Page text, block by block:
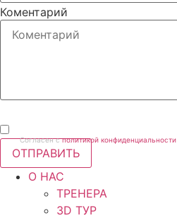
Коментарий
Согласен с политикой конфиденциальности
ОТПРАВИТЬ
О НАС
ТРЕНЕРА
3D ТУР